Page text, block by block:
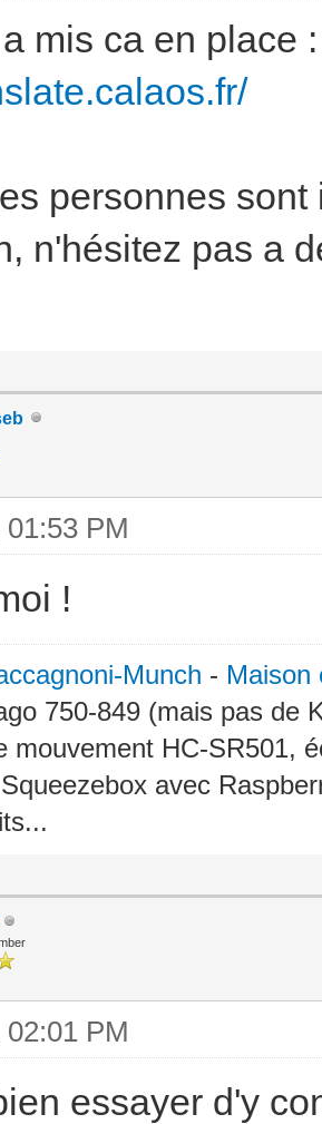
mis ca en place :
personnes
n'hésitez pas a
PM
!
Munch - Maison
750-849 (mais pas de
mouvement HC-SR501,
avec
PM
essayer d'y